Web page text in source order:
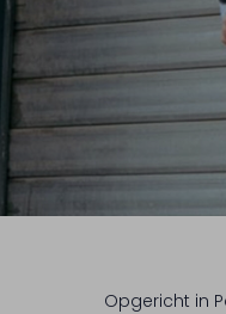
Opgericht in